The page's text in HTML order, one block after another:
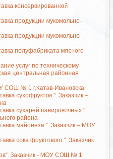
консервированной
продукции мукомольно-
продукции мукомольно-
полуфабриката мясного
услуг по техническому
центральная районная
СОШ № 1 г.Катав-Ивановска
сухофруктов ". Заказчик –
сухарей панировочных ".
района
майонеза ". Заказчик – МОУ
сока фруктового ". Заказчик
Заказчик - МОУ СОШ № 1